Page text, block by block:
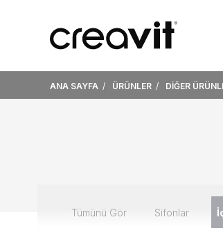
ANA SAYFA ÜRÜNLER DİĞER
Tümünü Gör Sifonlar